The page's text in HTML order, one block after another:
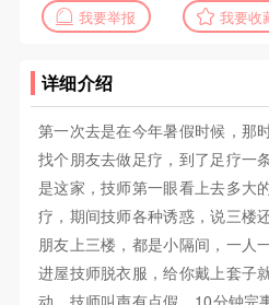
我要举报 我要收
详细介绍
第一次去是在今年暑假时候，那
找个朋友去做足疗，到了足疗一
是这家，技师第一眼看上去多大
疗，期间技师各种诱惑，说三楼
朋友上三楼，都是小隔间，一人
进屋技师脱衣服，给你戴上套子